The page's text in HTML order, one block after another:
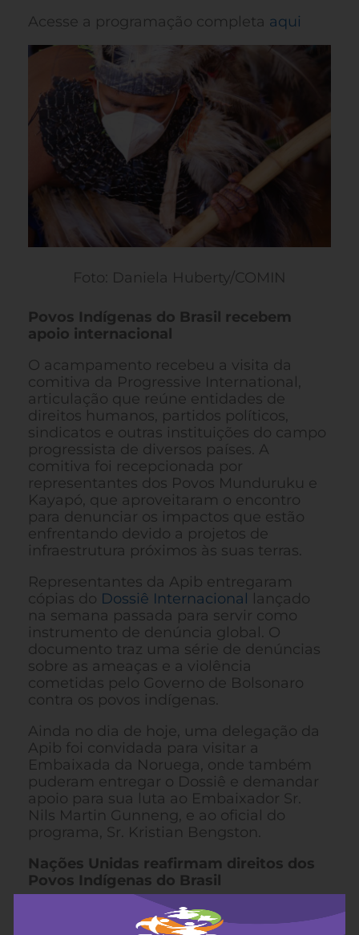
Acesse a programação completa aqui
Foto: Daniela Huberty/COMIN
Povos Indígenas do Brasil recebem
apoio internacional
O acampamento recebeu a visita da
comitiva da Progressive International,
articulação que reúne entidades de
direitos humanos, partidos políticos,
sindicatos e outras instituições do campo
progressista de diversos países. A
comitiva foi recepcionada por
representantes dos Povos Munduruku e
Kayapó, que aproveitaram o encontro
para denunciar os impactos que estão
enfrentando devido a projetos de
infraestrutura próximos às suas terras.
Representantes da Apib entregaram
cópias do Dossiê Internacional lançado
na semana passada para servir como
instrumento de denúncia global. O
documento traz uma série de denúncias
sobre as ameaças e a violência
cometidas pelo Governo de Bolsonaro
contra os povos indígenas.
Ainda no dia de hoje, uma delegação da
Apib foi convidada para visitar a
Embaixada da Noruega, onde também
puderam entregar o Dossiê e demandar
apoio para sua luta ao Embaixador Sr.
Nils Martin Gunneng, e ao oficial do
programa, Sr. Kristian Bengston.
Nações Unidas reafirmam direitos dos
Povos Indígenas do Brasil
Francisco Cali Tzay, Relator Especial da
ONU sobre os direitos dos povos